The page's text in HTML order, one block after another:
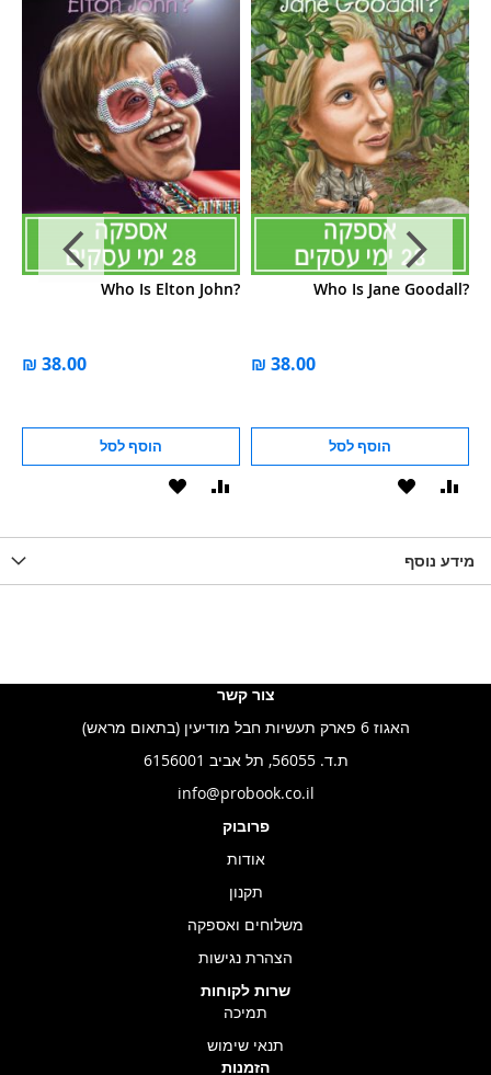
Who Is Elton John?
הוסף לסל
הוסף
Who Is Jane Goodall?
הוסף לסל
הוסף
מידע נוסף
צור קשר
האגוז 6 פארק תעשיות חבל מודיעין (בתאום מראש)
ת.ד. 56055, תל אביב 6156001
info@probook.co.il
פרובוק
אודות
תקנון
משלוחים ואספקה
הצהרת נגישות
שרות לקוחות
תמיכה
תנאי שימוש
הזמנות